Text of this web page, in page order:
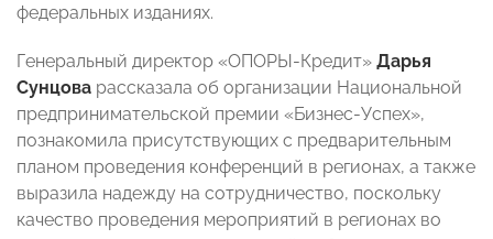
федеральных изданиях.
Генеральный директор «ОПОРЫ-Кредит» Дарья
Сунцова рассказала об организации Национальной
предпринимательской премии «Бизнес-Успех»,
познакомила присутствующих с предварительным
планом проведения конференций в регионах, а также
выразила надежду на сотрудничество, поскольку
качество проведения мероприятий в регионах во